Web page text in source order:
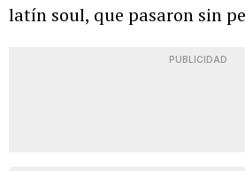
latín soul, que pasaron sin
PUBLICIDAD